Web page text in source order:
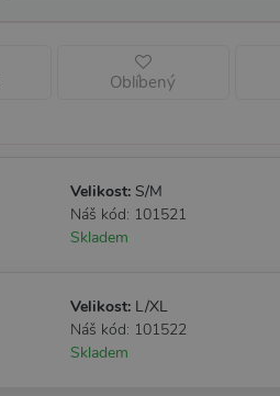
Oblíbený
Velikost: S/M
Náš kód: 101521
Skladem
Velikost: L/XL
Náš kód: 101522
Skladem